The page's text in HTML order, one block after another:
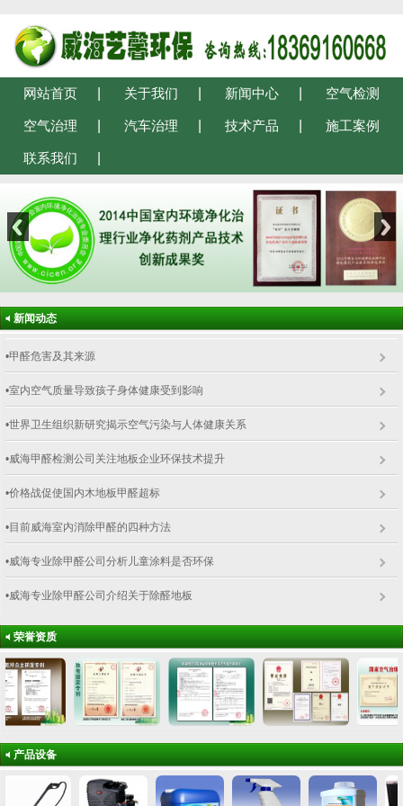
网站首页 关于我们 新闻中心 空气检测
空气治理 汽车治理 技术产品 施工案例
联系我们
新闻动态
•甲醛危害及其来源
•室内空气质量导致孩子身体健康受到影响
•世界卫生组织新研究揭示空气污染与人体健康关系
•威海甲醛检测公司关注地板企业环保技术提升
•价格战促使国内木地板甲醛超标
•目前威海室内消除甲醛的四种方法
•威海专业除甲醛公司分析儿童涂料是否环保
•威海专业除甲醛公司介绍关于除醛地板
荣誉资质
产品设备